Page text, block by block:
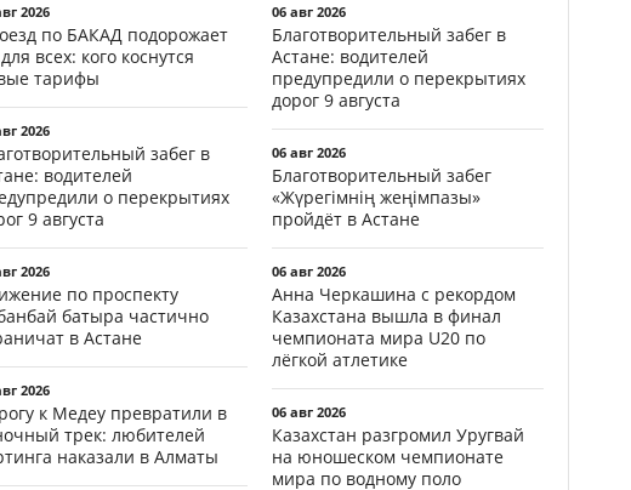
2026
по БАКАД подорожает
всех: кого коснутся
тарифы
2026
забег в
водителей
о перекрытиях
9 августа
2026
по проспекту
батыра частично
в Астане
2026
к Медеу превратили в
трек: любителей
наказали в Алматы
06 авг 2026
Благотворительный забег в
Астане: водителей
предупредили о перекрытиях
дорог 9 августа
06 авг 2026
Благотворительный забег
«Жүрегімнің жеңімпазы»
пройдёт в Астане
06 авг 2026
Анна Черкашина с рекордом
Казахстана вышла в финал
чемпионата мира U20 по
лёгкой атлетике
06 авг 2026
Казахстан разгромил Уругвай
на юношеском чемпионате
мира по водному поло